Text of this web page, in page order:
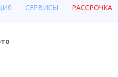
СЕРВИСЫ РАССРОЧКА